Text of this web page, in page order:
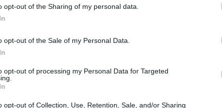
opt-out of the Sharing of my personal data.
opt-out of the Sale of my Personal Data.
opt-out of processing my Personal Data for Targeted
opt-out of Collection, Use, Retention, Sale, and/or Sharing
Όσκαρ ηθοποιός πέθανε στα 89 της χρόνια, με
Λόρα Ντερν, να κάνει γνωστή την είδηση του
σε ηλικία 89 ετών η Ντάιαν
με τρεις